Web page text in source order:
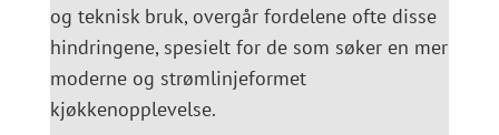
og teknisk bruk, overgår fordelene ofte disse
hindringene, spesielt for de som søker en mer
moderne og strømlinjeformet
kjøkkenopplevelse.